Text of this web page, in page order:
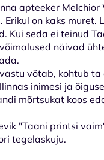
apteeker
Erikul on kaks
Kui seda ei teinud
näivad
võtab, kohtub
inimesi ja
mõrtsukat koos
"Taani printsi
tegelaskuju.